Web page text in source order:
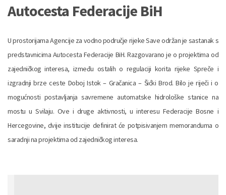
Autocesta Federacije BiH
U prostorijama Agencije za vodno područje rijeke Save održan je sastanak s
predstavnicima Autocesta Federacije BiH. Razgovarano je o projektima od
zajedničkog interesa, između ostalih o regulaciji korita rijeke Spreče i
izgradnji brze ceste Doboj Istok – Gračanica – Šićki Brod. Bilo je riječi i o
mogućnosti postavljanja savremene automatske hidrološke stanice na
mostu u Svilaju. Ove i druge aktivnosti, u interesu Federacije Bosne i
Hercegovine, dvije institucije definirat će potpisivanjem memoranduma o
saradnji na projektima od zajedničkog interesa.